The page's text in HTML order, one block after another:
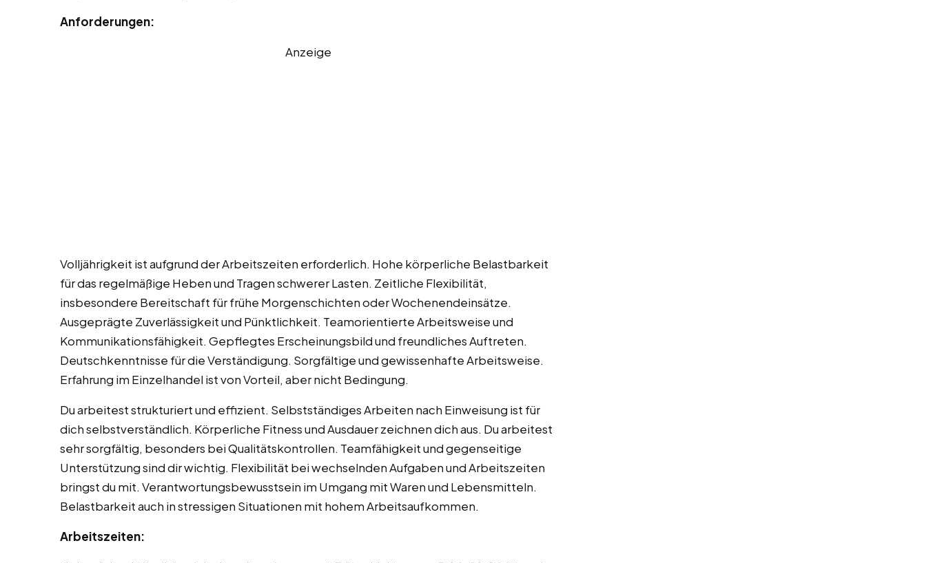
Anforderungen:
Anzeige
Volljährigkeit ist aufgrund der Arbeitszeiten erforderlich. Hohe körperliche Belastbarkeit
für das regelmäßige Heben und Tragen schwerer Lasten. Zeitliche Flexibilität,
insbesondere Bereitschaft für frühe Morgenschichten oder Wochenendeinsätze.
Ausgeprägte Zuverlässigkeit und Pünktlichkeit. Teamorientierte Arbeitsweise und
Kommunikationsfähigkeit. Gepflegtes Erscheinungsbild und freundliches Auftreten.
Deutschkenntnisse für die Verständigung. Sorgfältige und gewissenhafte Arbeitsweise.
Erfahrung im Einzelhandel ist von Vorteil, aber nicht Bedingung.
Du arbeitest strukturiert und effizient. Selbstständiges Arbeiten nach Einweisung ist für
dich selbstverständlich. Körperliche Fitness und Ausdauer zeichnen dich aus. Du arbeitest
sehr sorgfältig, besonders bei Qualitätskontrollen. Teamfähigkeit und gegenseitige
Unterstützung sind dir wichtig. Flexibilität bei wechselnden Aufgaben und Arbeitszeiten
bringst du mit. Verantwortungsbewusstsein im Umgang mit Waren und Lebensmitteln.
Belastbarkeit auch in stressigen Situationen mit hohem Arbeitsaufkommen.
Arbeitszeiten: